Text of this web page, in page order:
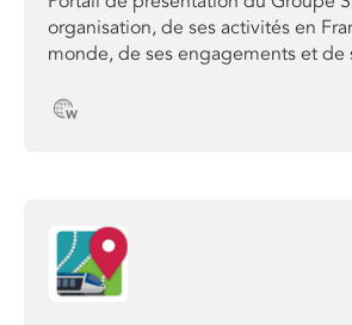
organisation, de ses activités en
monde, de ses engagements et de